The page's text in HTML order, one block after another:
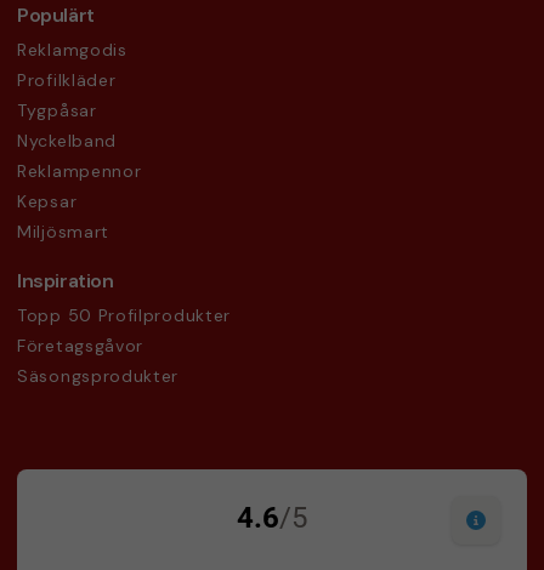
Populärt
Reklamgodis
Profilkläder
Tygpåsar
Nyckelband
Reklampennor
Kepsar
Miljösmart
Inspiration
Topp 50 Profilprodukter
Företagsgåvor
Säsongsprodukter